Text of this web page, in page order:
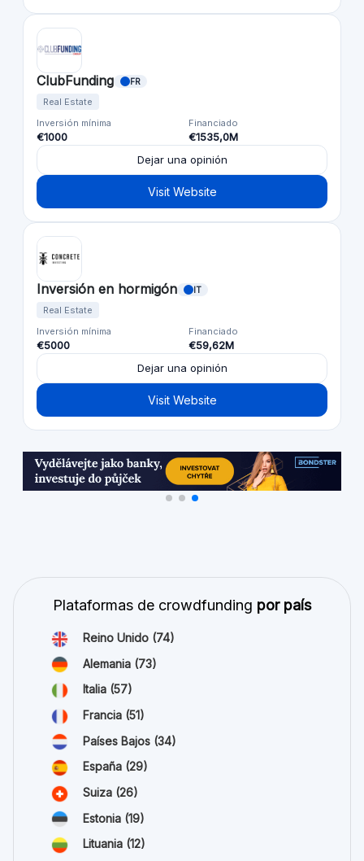
ClubFunding FR
Real Estate
Inversión mínima
€1000
Financiado
€1535,0M
Dejar una opinión
Visit Website
Inversión en hormigón IT
Real Estate
Inversión mínima
€5000
Financiado
€59,62M
Dejar una opinión
Visit Website
Plataformas de crowdfunding por país
Reino Unido (74)
Alemania (73)
Italia (57)
Francia (51)
Países Bajos (34)
España (29)
Suiza (26)
Estonia (19)
Lituania (12)